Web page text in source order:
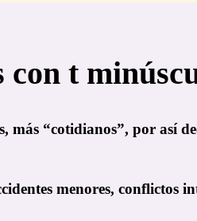
t
más “cotidianos”, por así
menores, conflictos